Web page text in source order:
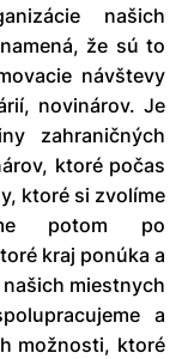
našich
že sú to
návštevy
novinárov. Je
zahraničných
ktoré počas
ktoré si zvolíme
potom po
kraj ponúka a
miestnych
a
možnosti, ktoré